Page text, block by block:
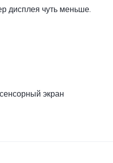
дисплея чуть меньше.
экран